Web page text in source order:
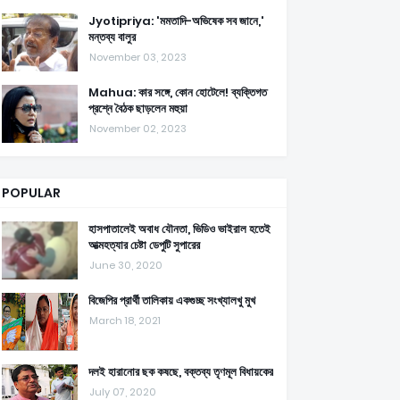
Jyotipriya: 'মমতাদি-অভিষেক সব জানে,'
মন্তব্য বালুর
November 03, 2023
Mahua: কার সঙ্গে, কোন হোটেলে! ব্যক্তিগত
প্রশ্নে বৈঠক ছাড়লেন মহুয়া
November 02, 2023
POPULAR
হাসপাতালেই অবাধ যৌনতা, ভিডিও ভাইরাল হতেই
আত্মহত্যার চেষ্টা ডেপুটি সুপারের
June 30, 2020
বিজেপির প্রার্থী তালিকায় একগুচ্ছ সংখ্যালখু মুখ
March 18, 2021
দলই হারানোর ছক কষছে, বক্তব্য তৃণমূল বিধায়কের
July 07, 2020